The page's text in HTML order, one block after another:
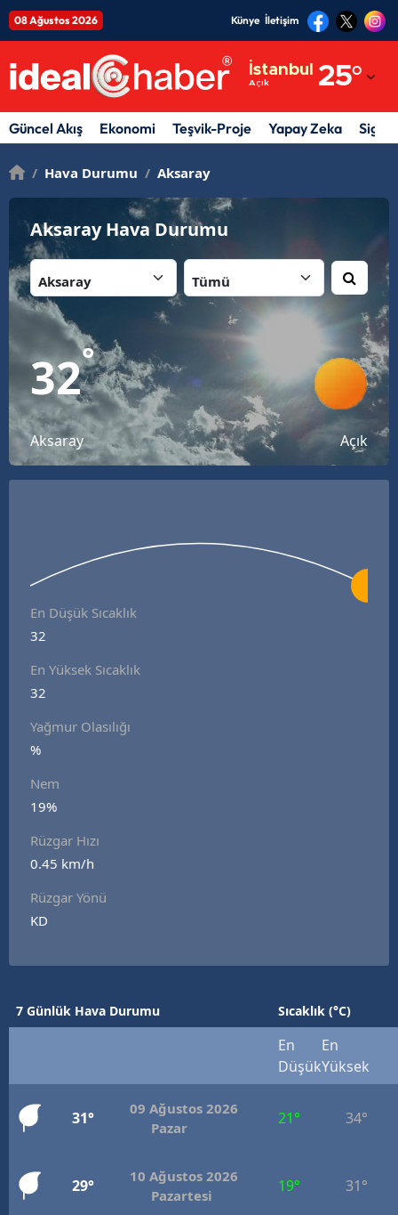
08 Ağustos 2026 Künye İletişim
İstanbul
Açık 25°
Adıyaman
Afyonkarahisar
Amasya
Antalya
Artvin
Balıkesir
Bilecik
Bingöl
Burdur
Eskişehir
Gaziantep
Giresun
Gümüşhane
Hakkari
Isparta
Güncel Akış Ekonomi Teşvik-Proje Yapay Zeka
/ Hava Durumu / Aksaray
Aksaray Hava Durumu
32°
Aksaray Açık
En Düşük Sıcaklık
32
En Yüksek Sıcaklık
32
Yağmur Olasılığı
%
Nem
19%
Rüzgar Hızı
0.45 km/h
Rüzgar Yönü
KD
7 Günlük Hava Durumu Sıcaklık (°C)
En
Düşük
En
Yüksek
31°
09 Ağustos 2026
Pazar
21° 34°
29°
10 Ağustos 2026
Pazartesi
19° 31°